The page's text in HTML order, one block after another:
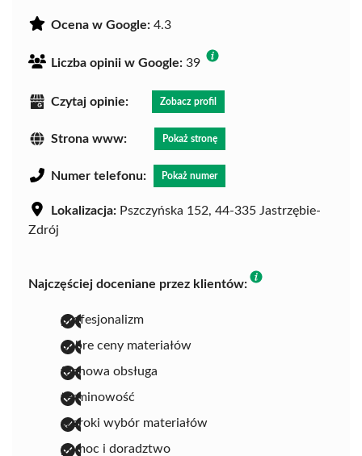
Ocena w Google: 4.3
Liczba opinii w Google: 39
Czytaj opinie: Zobacz profil
Strona www: Pokaż stronę
Numer telefonu: Pokaż numer
Lokalizacja: Pszczyńska 152, 44-335 Jastrzębie-
Zdrój
Najczęściej doceniane przez klientów:
profesjonalizm
dobre ceny materiałów
fachowa obsługa
terminowość
szeroki wybór materiałów
pomoc i doradztwo